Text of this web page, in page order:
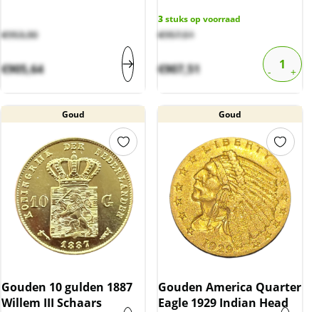
€953,30
€905,64
3stuks op voorraad
€957,51
€907,51
Goud
Gouden 10 gulden 1887
Willem III Schaars
Goud
Gouden America Quarter
Eagle 1929 Indian Head